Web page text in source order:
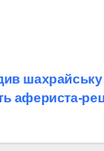
шахрайську
афериста-